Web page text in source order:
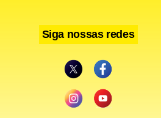
Siga nossas redes